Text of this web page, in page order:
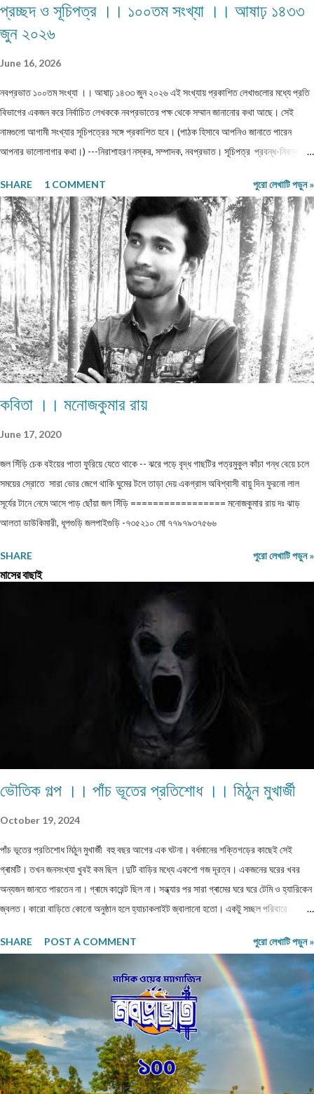
প্রচ্ছদ ও সূচিপত্র ।। ১০০তম সংখ্যা ।। আষাঢ় ১৪৩৩
জুন ২০২৬
June 16, 2026
নবপ্রভাত ১০০তম সংখ্যা ।। আষাঢ় ১৪৩৩ জুন ২০২৬ এই সংখ্যায় প্রকাশিত লেখাগুলোর মধ্যে প্রতি
বিভাগের একজন করে নির্বাচিত লেখককে নবপ্রভাতের পক্ষ থেকে সম্মান জানানোর কথা আছে। সেই
নামগুলো আগামী সংখ্যার সূচিপত্রের সঙ্গে প্রকাশিত হবে। (পাঠক হিসাবে আপনিও জানাতে পারেন
আপনার ভালোলাগার কথা।) ---নিরাশাহরণ নস্কর, সম্পাদক, নবপ্রভাত। সূচিপত্র প্রবন্ধ-নিবন্ধ-
থেকে পতন : অনিক দত্ত ও মানুষের নিঃশ... প্রবন্ধ ।। ধাঙড় ।। মোঃ চাঁন মিয়া ফকির প্রবন্ধ ।।
অন্ধকারের উৎস হতে উৎসারিত আলো ।। কুহেলী... প্রবন্ধ ।। নারীর সম্মান ও অধিকার — অলীক
কল্পনা, না... আন্তর্জাতিক খ্যাতি সম্পন্ন ভাষা বিজ্ঞানী অধ্যাপক প... প্রবন্ধ ।। কবি কৃষ্ণচন্দ্র মজুমদার
।। সুমন বিপ্লব ফিচার ।। চা দিবস ।। অশোক বন্দ্যোপাধ্যায় ফিচার ।। বর্তমান প্রেক্ষাপটে
আন্তর্জাতিক জীববৈচিত্... রম্যনাটিকা ।। পাত্র দেখা ।। সুশীল বন্দ্যোপাধ্যায় ভ্রমণকাহিনি
মাজান্দারান: কাস্পিয়ান সাগরের তীর... ঝরণার গান শুনতে ।। ...
SHARE 1 COMMENT পুরো লেখাটি পড়ুন »
কবিতা ।। মনোজকুমার রায়
June 17, 2020
জল সিঁড়ি চেক বইয়ের পাতা ফুরিয়ে যেতে থাকে -- ঝরে পড়ে বৃদ্ধ গাছটির পত্রমুকুল কাঁচা গন্ধ বেয়ে চলে
সময়ের স্রোতে সারা ভোর জেগে থাকি ঘুমের টলে তাড়া দেয় একগ্রাস অবিশ্বাসী বায়ু দিন ফুরনো লাল
সূর্যের টানে নেমে আসে পাড় ছোঁয়া জল সিঁড়ি ================= মনোজকুমার রায় দঃ ঝাড়
আলতা ডাউকিমারী, ধূপগুড়ি জলপাইগুড়ি -৭৩৫২১০ মো ৭৭৯৭৯৩৭৫৬৬
SHARE পুরো লেখাটি পড়ুন »
মাসের বাছাই
ভৌতিক গল্প ।। পাঁচ ভূতের প্রতিশোধ ।। মিঠুন মুখার্জী
October 19, 2024
পাঁচ ভূতের প্রতিশোধ মিঠুন মুখার্জী বহু বছর আগের এক ঘটনা। বর্ধমানের শক্তিগড়ের কাছেই সেই
গ্ৰামটি। তখন জনসংখ্যা খুবই কম ছিল ।দুটি বাড়ির মধ্যে একশো গজ দূরত্ব। একজনের ঘরের খবর
অন্যজন জানতে পারতেন না। গ্ৰামে কারেন্ট ছিল না। সন্ধ্যার পর সারা গ্ৰামের ঘরে ঘরে টেমি ও হ্যারিকেন
জ্বলত। কারো বাড়িতে কোনো অনুষ্ঠান হলে হ্যাচাকলাইট জ্বালানো হতো। একটু সচ্ছল পরিবারে
পাওয়া যেত না। ঐ গ্ৰাম থেকে বাজারের দূরত্ব তিন কিলোমিটার হবে। বাজারে সন্ধ্যার পর জেনারেটরের
লাইন ভাড়া নিয়ে সকলে লাইট জ্বালাত ও ফ্যান চালাত। বাজারে যাওয়ার সময় একটা বিরাট মাঠ পার হতে
হত। যে মাঠের পুরোটা একজায়গায় দাঁড়িয়ে দেখা যেত না। গ্ৰামের মানুষেরা নিজেদের মধ্যে বলাবলি করত,
সন্ধ্যার পর এই মাঠে ভূতেদের আখরা বসে। তারা অনেকেই রাত্রি বেলা ওই মাঠে ভূতেদের দাঁড়িয়ে কখনো
বসে জটলা পাকাতে দেখেছে। এই মাঠের উত্তর দিকে একটি বিশাল তেঁতুল গাছ ছিল। এই গাছ থেকেই
ভূতেরা মাঠে নেমে আসত নিজেদের মধ্যে বিভিন্ন বিষয় নিয়ে আলোচনা করার জন্য। তাদের আলোচনার
বিষয়...
SHARE POST A COMMENT পুরো লেখাটি পড়ুন »